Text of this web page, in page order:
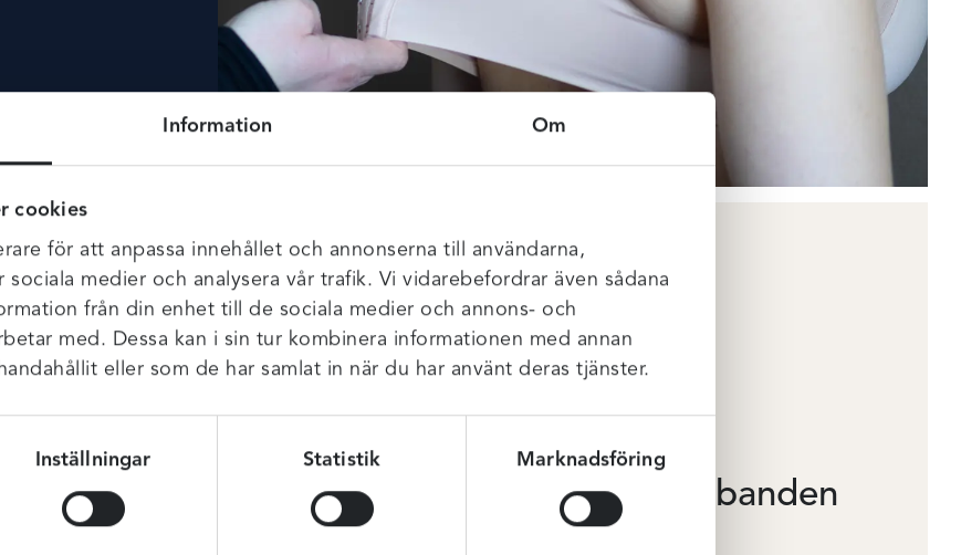
Information Om
cookies
för att anpassa innehållet och annonserna till användarna,
medier och analysera vår trafik. Vi vidarebefordrar även sådana
från din enhet till de sociala medier och annons- och
med. Dessa kan i sin tur kombinera informationen med annan
eller som de har samlat in när du har använt deras tjänster.
Inställningar Statistik Marknadsföring
Perfekt passform – så ska banden
sitta